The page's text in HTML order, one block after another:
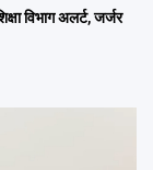
विभाग अलर्ट, जर्जर